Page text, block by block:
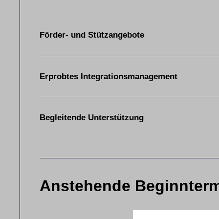
Förder- und Stützangebote
Erprobtes Integrationsmanagement
Begleitende Unterstützung
Anstehende